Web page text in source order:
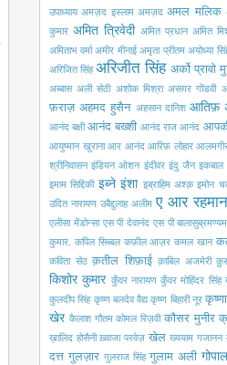
उपाध्याय अमज़द इस्लाम अमज़द अमल मलिक
कुमार अमित त्रिवेदी अमित प्रधान अमित
अमिताभ वर्मा अमीर मीनाई अमृता प्रीतम अयोध्या
अरिजित सिंह अरिजीत सिंह अर्को प्रावो
अब्बास अली सेठी अशोक मिश्रा असग़र गोंडवी
फ़राज़ अहमद हुसैन अहसान दानिश आतिफ़
आनंद बक्षी आनंद बख्शी आनंद राज आनंद
आयुष्मान खुराना आर आनंद आरिफ़ लोहार
श्रीनिवासन इंडियन ओशन इंदीवर इंदु जैन
इमाम सिद्दिकी इब्ने इंशा इब्राहिम अश्क़ इमोन
उदित नारायण उबैद्दुलाह अलीम ए आर रहमान
एलीसा मेंडोन्सा एस पी देवानंद एस पी बालासुब्रमण्यम
कुमार. कपिल सिब्बल कफ़ील आज़र कमल खान
कविता सेठ क़तील शिफ़ाई क़ाबिल अजमेरी
किशोर कुमार कुँवर नारायण कुँवर मोहिंदर सिंह
कुलदीप सिंह कृष्ण बलदेव वैद्य कृष्ण बिहारी नूर कृष्णा
खेर कैलाश गौतम कोमल रिज़वी कौसर मुनीर
ख़ालिद होसैनी ख़्वाजा परवेज़ खेल ख्ययाम गजानन
दत्त गुलज़ार गुलराज सिंह गुलाम अली